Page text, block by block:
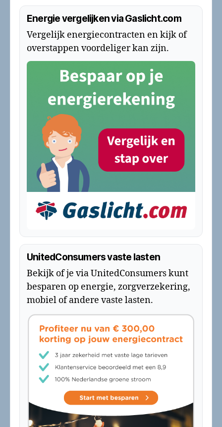
Energie vergelijken via Gaslicht.com
Vergelijk energiecontracten en kijk of
overstappen voordeliger kan zijn.
UnitedConsumers vaste lasten
Bekijk of je via UnitedConsumers kunt
besparen op energie, zorgverzekering,
mobiel of andere vaste lasten.